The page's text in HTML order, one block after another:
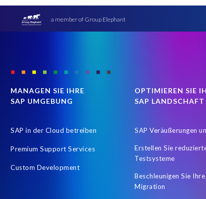
a member of Group Elephant
MANAGEN SIE IHRE
SAP UMGEBUNG
SAP in der Cloud betreiben
Premium Support Services
Custom Development
OPTIMIEREN SIE
SAP LANDSCHAFT
SAP Veräußerungen
Erstellen Sie
Testsysteme
Beschleunigen Sie
Migration